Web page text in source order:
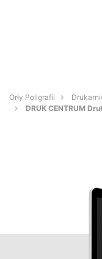
Orły Poligrafii
DRUK CENTRUM